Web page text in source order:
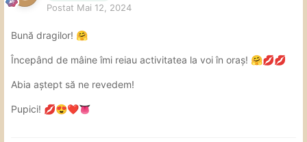
Postat Mai 12, 2024
Bună dragilor! 🤗
Începând de mâine îmi reiau activitatea la voi în oraș! 🤗💋💋
Abia aștept să ne revedem!
Pupici! 💋😍❤️👅